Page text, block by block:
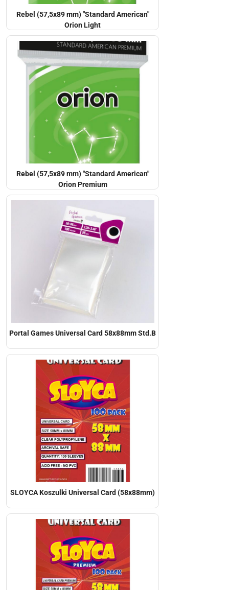
Rebel (57,5x89 mm) "Standard American"
Orion Light
Rebel (57,5x89 mm) "Standard American"
Orion Premium
Portal Games Universal Card 58x88mm Std.B
SLOYCA Koszulki Universal Card (58x88mm)